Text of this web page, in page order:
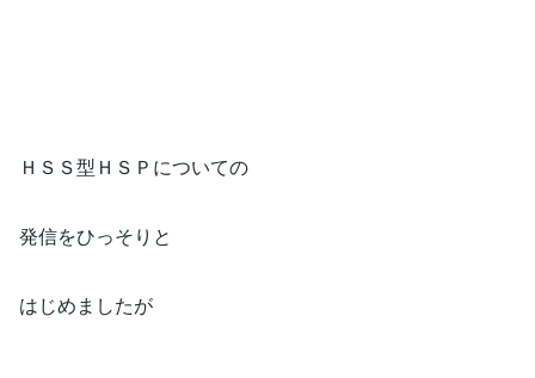
ＨＳＳ型ＨＳＰについての
発信をひっそりと
はじめましたが